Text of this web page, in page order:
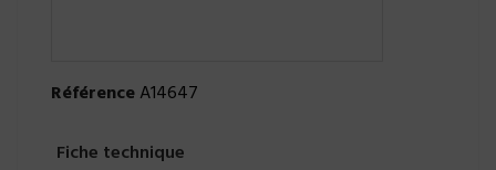
RéférenceA14647
Fiche technique